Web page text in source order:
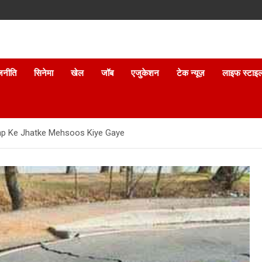
सिनेमा खेल जॉब एजुकेशन टेक न्यूज़ लाइफ
Ke Jhatke Mehsoos Kiye Gaye